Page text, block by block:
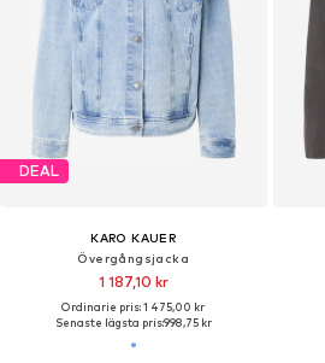
DEAL
KARO KAUER
Övergångsjacka
1 187,10 kr
Ordinarie pris: 1 475,00 kr
Senaste lägsta pris:998,75 kr